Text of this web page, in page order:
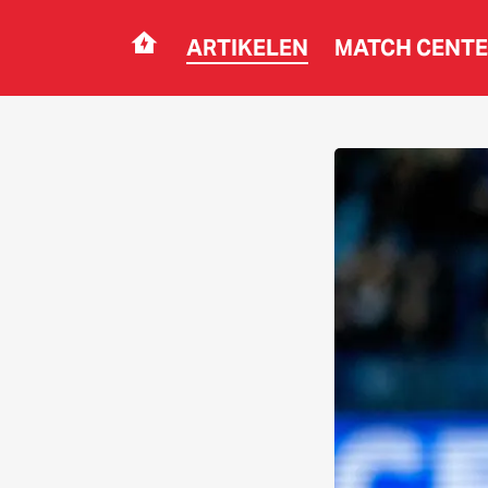
Navigation ARTIKELEN MATCH